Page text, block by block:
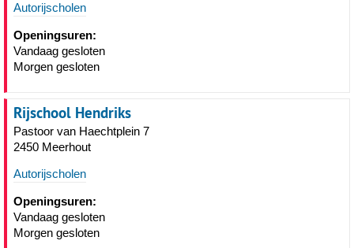
Autorijscholen
Openingsuren:
Vandaag gesloten
Morgen gesloten
Rijschool Hendriks
Pastoor van Haechtplein 7
2450 Meerhout
Autorijscholen
Openingsuren:
Vandaag gesloten
Morgen gesloten